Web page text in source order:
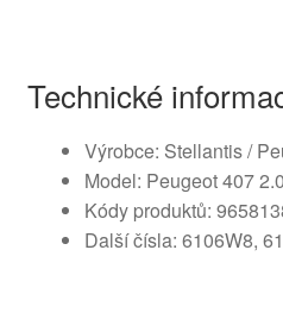
Technické
Výrobce: Stellantis /
Model: Peugeot 407
Kódy produktů:
Další čísla: 6106W8,